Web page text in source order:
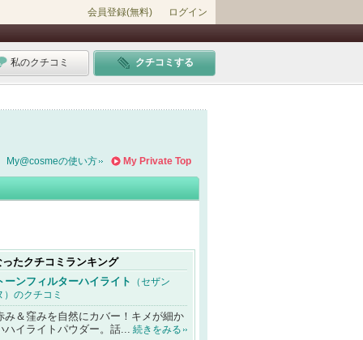
会員登録(無料) ログイン
私のクチコミ クチコミする
My Private Top
My@cosmeの使い方
たクチコミランキング
ーンフィルターハイライト
（セザン
）のクチコミ
み＆窪みを自然にカバー！キメが細か
ハイライトパウダー。話... 続きをみる